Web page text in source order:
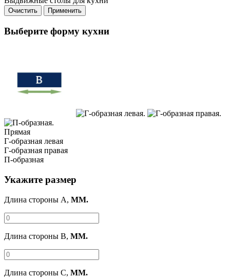
Очистить Применить
Выберите форму кухни
Прямая
Г-образная левая
Г-образная правая
П-образная
Укажите размер
Длина стороны A, ММ.
Длина стороны B, ММ.
Длина стороны C, ММ.